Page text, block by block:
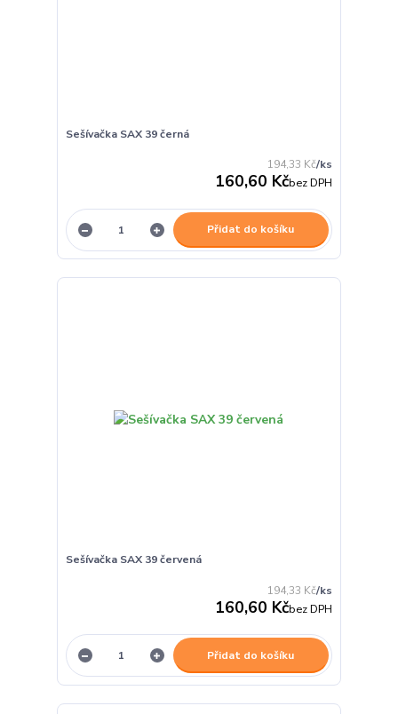
Sešívačka SAX 39 černá
194,33 Kč/ks
160,60 Kčbez DPH
Přidat do košíku
Sešívačka SAX 39 červená
194,33 Kč/ks
160,60 Kčbez DPH
Přidat do košíku